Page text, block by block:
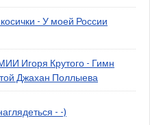
- У моей России
Игоря Крутого - Гимн
Джахан Поллыева
- -)